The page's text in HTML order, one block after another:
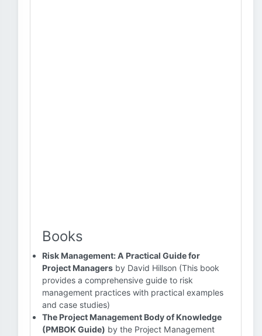
Books
Risk Management: A Practical Guide for
Project Managers by David Hillson (This book
provides a comprehensive guide to risk
management practices with practical examples
and case studies)
The Project Management Body of Knowledge
(PMBOK Guide) by the Project Management